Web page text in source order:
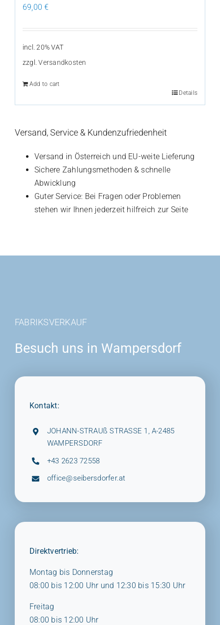
69,00€
incl. 20% VAT
zzgl.Versandkosten
Add to cart
Details
Versand, Service & Kundenzufriedenheit
Versand in Österreich und EU-weite Lieferung
Sichere Zahlungsmethoden & schnelle
Abwicklung
Guter Service: Bei Fragen oder Problemen
stehen wir Ihnen jederzeit hilfreich zur Seite
FABRIKSVERKAUF
Besuch uns in Wampersdorf
Kontakt:
JOHANN-STRAUß STRASSE 1, A-2485
WAMPERSDORF
+43 2623 72558
office@seibersdorfer.at
Direktvertrieb:
Montag bis Donnerstag
08:00 bis 12:00 Uhr und 12:30 bis 15:30 Uhr
Freitag
08:00 bis 12:00 Uhr